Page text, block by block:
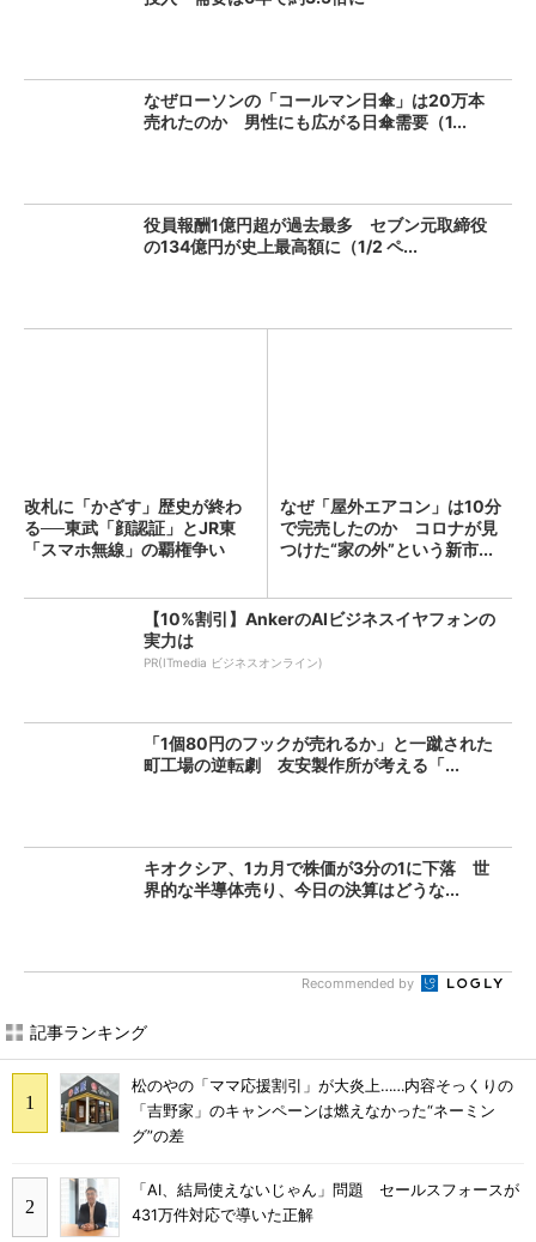
なぜローソンの「コールマン日傘」は20万本
売れたのか 男性にも広がる日傘需要（1...
役員報酬1億円超が過去最多 セブン元取締役
の134億円が史上最高額に（1/2 ペ...
改札に「かざす」歴史が終わ
る──東武「顔認証」とJR東
「スマホ無線」の覇権争い
なぜ「屋外エアコン」は10分
で完売したのか コロナが見
つけた“家の外”という新市...
【10%割引】AnkerのAIビジネスイヤフォンの
実力は
PR(ITmedia ビジネスオンライン)
「1個80円のフックが売れるか」と一蹴された
町工場の逆転劇 友安製作所が考える「...
キオクシア、1カ月で株価が3分の1に下落 世
界的な半導体売り、今日の決算はどうな...
Recommended by
記事ランキング
松のやの「ママ応援割引」が大炎上……内容そっくりの
「吉野家」のキャンペーンは燃えなかった“ネーミン
グ”の差
「AI、結局使えないじゃん」問題 セールスフォースが
431万件対応で導いた正解